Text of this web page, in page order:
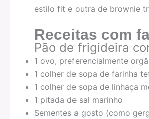
estilo fit e outra de brownie
Receitas com
Pão de frigideira
1 ovo, preferencialmente
1 colher de sopa de farinha
1 colher de sopa de linhaça
1 pitada de sal marinho
Sementes a gosto (como